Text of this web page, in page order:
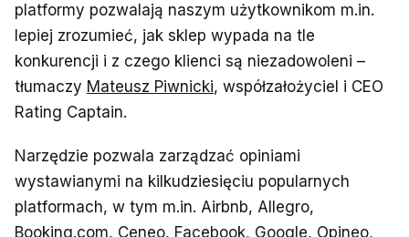
platformy pozwalają naszym użytkownikom m.in.
lepiej zrozumieć, jak sklep wypada na tle
konkurencji i z czego klienci są niezadowoleni –
tłumaczy Mateusz Piwnicki, współzałożyciel i CEO
Rating Captain.
Narzędzie pozwala zarządzać opiniami
wystawianymi na kilkudziesięciu popularnych
platformach, w tym m.in. Airbnb, Allegro,
Booking.com, Ceneo, Facebook, Google, Opineo,